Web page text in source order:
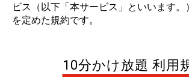
ビス（以下「本サービス」といいます
を定めた規約です。
10分かけ放題 利用